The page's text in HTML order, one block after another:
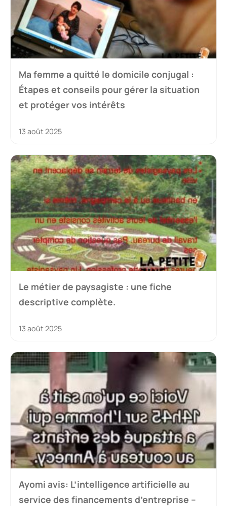
Ma femme a quitté le domicile conjugal :
Étapes et conseils pour gérer la situation
et protéger vos intérêts
13 août 2025
Le métier de paysagiste : une fiche
descriptive complète.
13 août 2025
Ayomi avis: L’intelligence artificielle au
service des financements d’entreprise –